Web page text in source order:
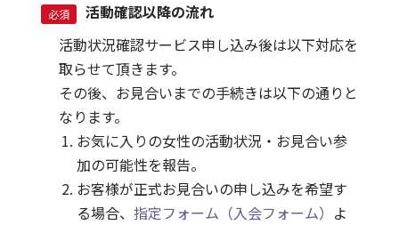
必須
活動確認以降の流れ
活動状況確認サービス申し込み後は以下対応を
取らせて頂きます。
その後、お見合いまでの手続きは以下の通りと
なります。
お気に入りの女性の活動状況・お見合い参
加の可能性を報告。
お客様が正式お見合いの申し込みを希望す
る場合、 指定フォーム（入会フォーム） よ